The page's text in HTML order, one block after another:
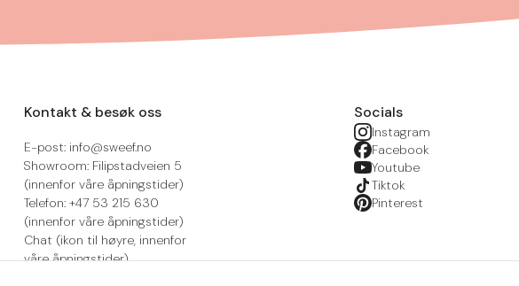
Kontakt & besøk oss
E-post: info@sweef.no
Showroom: Filipstadveien 5
(innenfor våre åpningstider)
Telefon: +47 53 215 630
(innenfor våre åpningstider)
Chat (ikon til høyre, innenfor
våre åpningstider)
Socials
Instagram
Facebook
Youtube
Tiktok
Pinterest